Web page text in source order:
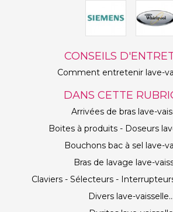
CONSEILS
Comment entretenir lave-
DANS CETTE
Arrivées de bras lave-
Boites à produits - Doseurs
Bouchons bac à sel lave-
Bras de lavage lave-
Claviers - Sélecteurs -
Divers lave-vaisselle...